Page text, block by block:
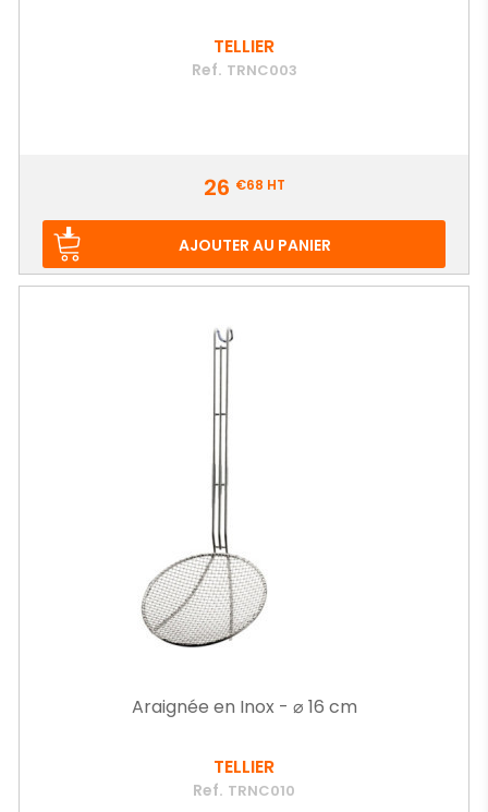
TELLIER
Ref. TRNC003
26 €68 HT
AJOUTER AU PANIER
Araignée en Inox - ⌀ 16 cm
TELLIER
Ref. TRNC010